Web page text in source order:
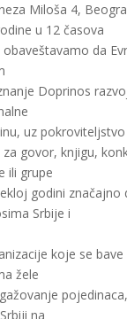
Miloša 4,
u 12 časova
da
Doprinos
uz
govor, knjigu,
ili grupe
godini značajno
Srbije i
koje se
žele
na